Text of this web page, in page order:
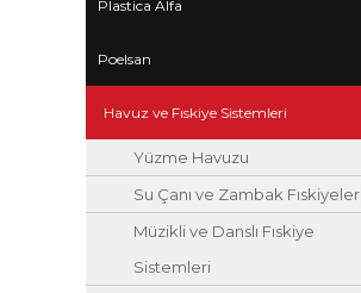
Plastica Alfa
Poelsan
Havuz ve Fıskiye Sistemleri
Yüzme Havuzu
Su Çanı ve Zambak Fıskiyeler
Müzikli ve Danslı Fıskiye
Sistemleri